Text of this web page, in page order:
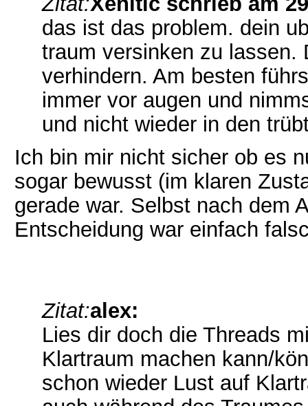
das ist das problem. dein
traum versinken zu lassen.
verhindern. Am besten
immer vor augen und
und nicht wieder in den
Ich bin mir nicht sicher ob es
sogar bewusst (im klaren
gerade war. Selbst nach dem
Entscheidung war einfach
Zitat:alex:
Lies dir doch die Threads
Klartraum machen kann/
schon wieder Lust auf